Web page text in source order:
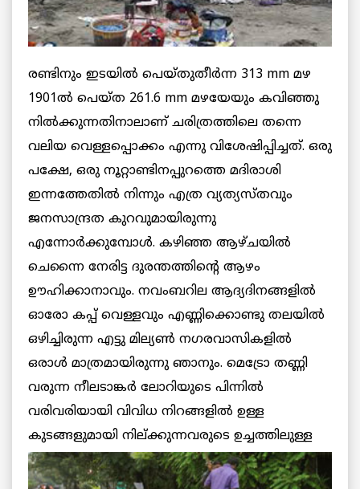
രണ്ടിനും ഇടയില്‍ പെയ്തുതീര്‍ന്ന 313 mm മഴ
1901ല്‍ പെയ്ത 261.6 mm മഴയേയും കവിഞ്ഞു
നില്‍ക്കുന്നതിനാലാണ് ചരിത്രത്തിലെ തന്നെ
വലിയ വെള്ളപ്പൊക്കം എന്നു വിശേഷിപ്പിച്ചത്. ഒരു
പക്ഷേ, ഒരു നൂറ്റാണ്ടിനപ്പുറത്തെ മദിരാശി
ഇന്നത്തേതില്‍ നിന്നും എത്ര വ്യത്യസ്തവും
ജനസാന്ദ്രത കുറവുമായിരുന്നു
എന്നോര്‍ക്കുമ്പോള്‍. കഴിഞ്ഞ ആഴ്ചയില്‍
ചെന്നൈ നേരിട്ട ദുരന്തത്തിന്റെ ആഴം
ഊഹിക്കാനാവും. നവംബറില ആദ്യദിനങ്ങളില്‍
ഓരോ കപ്പ് വെള്ളവും എണ്ണിക്കൊണ്ടു തലയില്‍
ഒഴിച്ചിരുന്ന എട്ടു മില്യണ്‍ നഗരവാസികളില്‍
ഒരാള്‍ മാത്രമായിരുന്നു ഞാനും. മെട്രോ തണ്ണി
വരുന്ന നീലടാങ്കര്‍ ലോറിയുടെ പിന്നില്‍
വരിവരിയായി വിവിധ നിറങ്ങളില്‍ ഉള്ള
കുടങ്ങളുമായി നില്ക്കുന്നവരുടെ ഉച്ചത്തിലുള്ള